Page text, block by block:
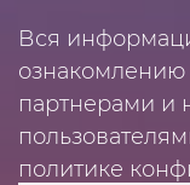
Вся
ознакомлению
партнерами и
политике